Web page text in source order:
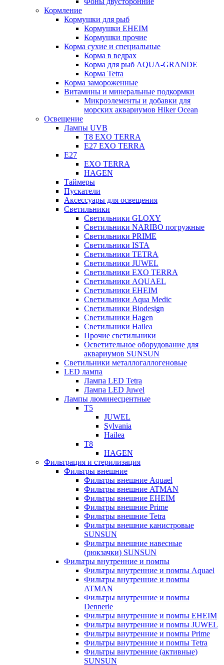
Кормление
Кормушки для рыб
Кормушки EHEIM
Кормушки прочие
Корма сухие и специальные
Корма в ведрах
Корма для рыб AQUA-GRANDE
Корма Tetra
Корма замороженные
Витамины и минеральные подкормки
Микроэлементы и добавки для
морских аквариумов Hiker Ocean
Освещение
Лампы UVB
Т8 EXO TERRA
Е27 EXO TERRA
Е27
EXO TERRA
HAGEN
Таймеры
Пускатели
Аксессуары для освещения
Светильники
Светильники GLOXY
Светильники NARIBO погружные
Светильники PRIME
Светильники ISTA
Светильники TETRA
Светильники JUWEL
Светильники EXO TERRA
Светильники AQUAEL
Светильники EHEIM
Светильники Aqua Medic
Светильники Biodesign
Светильники Hagen
Светильники Hailea
Прочие светильники
Осветительное оборудование для
аквариумов SUNSUN
Светильники металлогаллогеновые
LED лампа
Лампа LED Tetra
Лампа LED Juwel
Лампы люминесцентные
T5
JUWEL
Sylvania
Hailea
T8
HAGEN
Фильтрация и стерилизация
Фильтры внешние
Фильтры внешние Aquael
Фильтры внешние ATMAN
Фильтры внешние EHEIM
Фильтры внешние Prime
Фильтры внешние Tetra
Фильтры внешние канистровые
SUNSUN
Фильтры внешние навесные
(рюкзачки) SUNSUN
Фильтры внутренние и помпы
Фильтры внутренние и помпы Aquael
Фильтры внутренние и помпы
ATMAN
Фильтры внутренние и помпы
Dennerle
Фильтры внутренние и помпы EHEIM
Фильтры внутренние и помпы JUWEL
Фильтры внутренние и помпы Prime
Фильтры внутренние и помпы Tetra
Фильтры внутренние (активные)
SUNSUN